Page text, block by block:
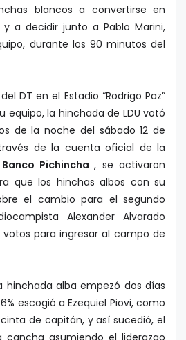
blancos a convertirse en
y a decidir junto a Pablo Marini,
durante los 90 minutos del
DT en el Estadio “Rodrigo Paz”
equipo, la hinchada de LDU votó
de la noche del sábado 12 de
de la cuenta oficial de la
Banco Pichincha, se activaron
que los hinchas albos con su
el cambio para el segundo
Alexander Alvarado
para ingresar al campo de
hinchada alba empezó dos días
escogió a Ezequiel Piovi, como
de capitán, y así sucedió, el
cancha asumiendo el liderazgo